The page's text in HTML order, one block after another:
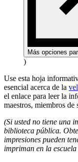
Más opciones
)
Use esta hoja
esencial acerca de la
el enlace para leer la
maestros, miembros
(Si usted no tiene una
biblioteca pública.
impresiones pueden
impriman en la